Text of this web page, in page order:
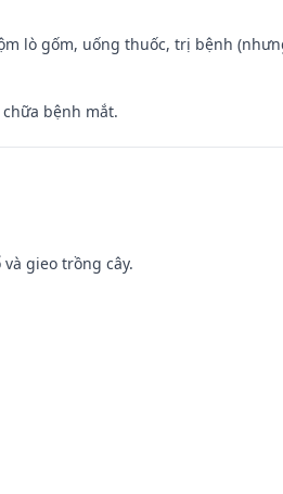
lò gốm, uống thuốc, trị bệnh
bệnh mắt.
gieo trồng cây.